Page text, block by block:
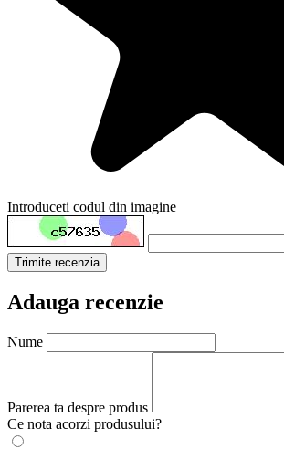
Introduceti codul din imagine
Trimite recenzia
Adauga recenzie
Nume
Parerea ta despre produs
Ce nota acorzi produsului?